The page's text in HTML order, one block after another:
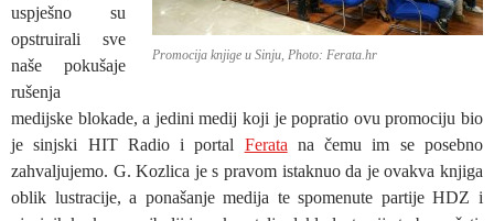
Promocija knjige u Sinju, Photo: Ferata.hr
uspješno su
opstruirali sve
naše pokušaje
rušenja
medijske blokade, a jedini medij koji je popratio ovu promociju bio
je sinjski HIT Radio i portal Ferata na čemu im se posebno
zahvaljujemo. G. Kozlica je s pravom istaknuo da je ovakva knjiga
oblik lustracije, a ponašanje medija te spomenute partije HDZ i